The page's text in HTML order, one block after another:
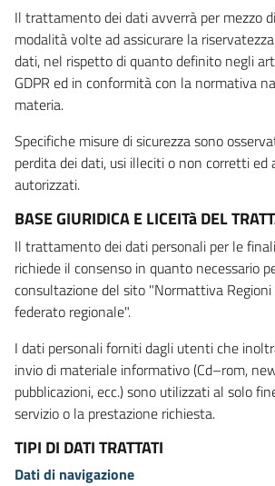
Il trattamento dei dati avverrà per mezzo
modalità volte ad assicurare la
dati, nel rispetto di quanto definito negli
GDPR ed in conformità con la normativa
materia.
Specifiche misure di sicurezza sono
perdita dei dati, usi illeciti o non corretti ed
autorizzati.
BASE GIURIDICA E LICEITà DEL
Il trattamento dei dati personali per le
richiede il consenso in quanto necessario
consultazione del sito "Normattiva
federato regionale".
I dati personali forniti dagli utenti che
invio di materiale informativo (Cd–rom,
pubblicazioni, ecc.) sono utilizzati al solo
servizio o la prestazione richiesta.
TIPI DI DATI TRATTATI
Dati di navigazione